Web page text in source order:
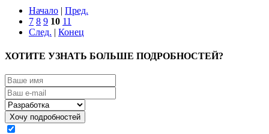
Начало | Пред.
7 8 9 10 11
След. | Конец
ХОТИТЕ УЗНАТЬ БОЛЬШЕ ПОДРОБНОСТЕЙ?